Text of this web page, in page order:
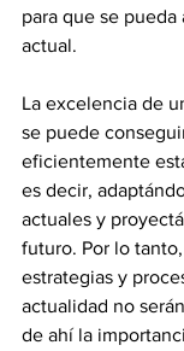
para que se
actual.
La excelencia de
se puede
eficientemente
es decir,
actuales y
futuro. Por lo
estrategias y
actualidad no
de ahí la